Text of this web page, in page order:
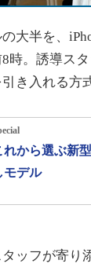
大半を、
時。誘導ス
き入れる方
れから選ぶ新
モデル
ッフが寄り